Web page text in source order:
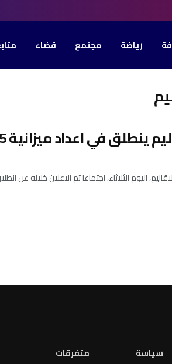
رياضة مجتمع قضاء
اعداد ميزانية 2025 ومنوال التنمية
الثلاثاء، اجتماعا تم الاعلان خلاله عن انطلاق لجان
سياسة
متفرقات